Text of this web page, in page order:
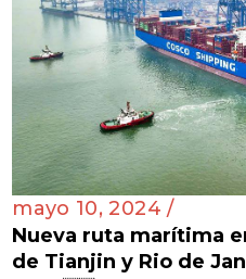
mayo 10, 2024 /
Nueva ruta marítima
de Tianjin y Rio de